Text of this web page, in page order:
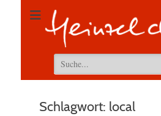
Suchen
nach:
Schlagwort: local